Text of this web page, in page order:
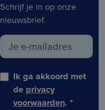
Schrijf je in op onze
nieuwsbrief.
Ik ga akkoord met
de privacy
voorwaarden. *